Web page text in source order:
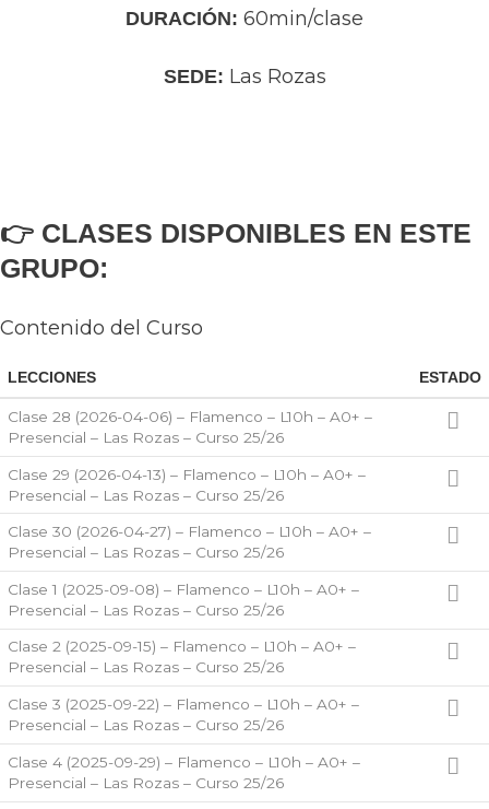
DURACIÓN: 60min/clase
SEDE: Las Rozas
👉 CLASES DISPONIBLES EN ESTE
GRUPO:
Contenido del Curso
LECCIONES ESTADO
Clase 28 (2026-04-06) – Flamenco – L10h – A0+ –
Presencial – Las Rozas – Curso 25/26
Clase 29 (2026-04-13) – Flamenco – L10h – A0+ –
Presencial – Las Rozas – Curso 25/26
Clase 30 (2026-04-27) – Flamenco – L10h – A0+ –
Presencial – Las Rozas – Curso 25/26
Clase 1 (2025-09-08) – Flamenco – L10h – A0+ –
Presencial – Las Rozas – Curso 25/26
Clase 2 (2025-09-15) – Flamenco – L10h – A0+ –
Presencial – Las Rozas – Curso 25/26
Clase 3 (2025-09-22) – Flamenco – L10h – A0+ –
Presencial – Las Rozas – Curso 25/26
Clase 4 (2025-09-29) – Flamenco – L10h – A0+ –
Presencial – Las Rozas – Curso 25/26